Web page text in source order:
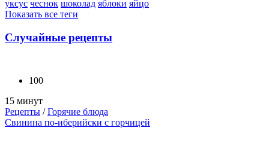
уксус чеснок шоколад яблоки яйцо
Показать все теги
Случайные рецепты
100
15 минут
Рецепты /Горячие блюда
Свинина по-иберийски с горчицей